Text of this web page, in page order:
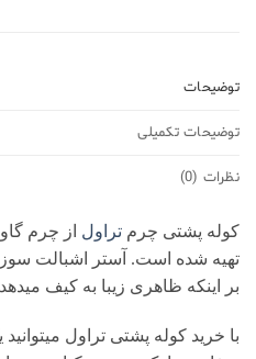
توضیحات
توضیحات تکمیلی
نظرات (0)
کوله پشتی چرم تراول از چرم
تهیه شده است. آستر اشبالت
بر اینکه ظاهری زیبا به کیف
با خرید کوله پشتی تراول